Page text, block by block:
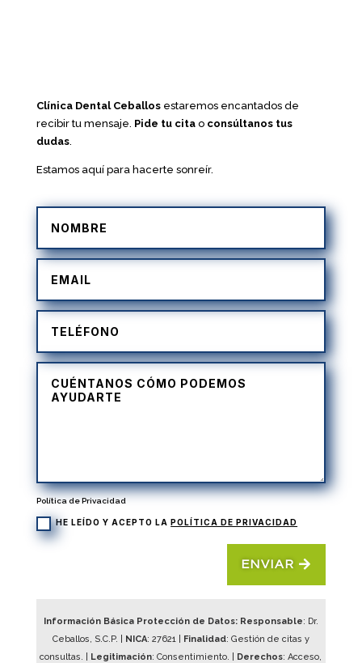
Clínica Dental Ceballosestaremos encantados de
recibir tu mensaje. Pide tu citao consúltanos tus
dudas.
Estamos aquí para hacerte sonreír.
Política de Privacidad
HE LEÍDO Y ACEPTO LA POLÍTICA DE PRIVACIDAD
ENVIAR
Información Básica Protección de Datos: Responsable: Dr.
Ceballos, S.C.P. |
NICA: 27621| Finalidad: Gestión de citas y
consultas. |
Legitimación: Consentimiento. | Derechos: Acceso,